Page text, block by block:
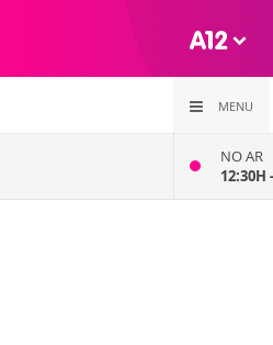
MENU
NO AR
12:30H -